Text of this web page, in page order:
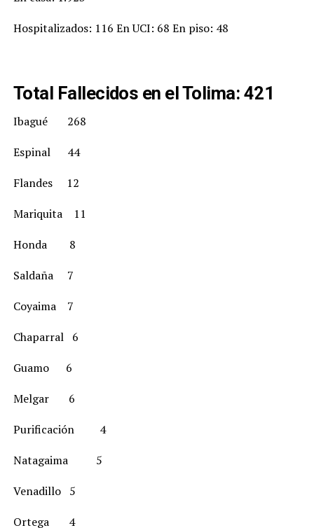
Hospitalizados: 116 En UCI: 68 En piso: 48
Total Fallecidos en el Tolima: 421
Ibagué 268
Espinal 44
Flandes 12
Mariquita 11
Honda 8
Saldaña 7
Coyaima 7
Chaparral 6
Guamo 6
Melgar 6
Purificación 4
Natagaima 5
Venadillo 5
Ortega 4